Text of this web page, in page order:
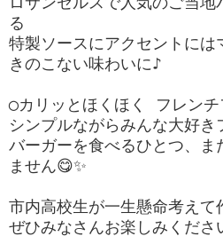
る
特製ソースにアクセントに
きのこない味わいに♪
◯カリッとほくほく フレンチ
シンプルながらみんな大好き
バーガーを食べるひとつ、
ません😋✨
市内高校生が一生懸命考えて
ぜひみなさんお楽しみくださ